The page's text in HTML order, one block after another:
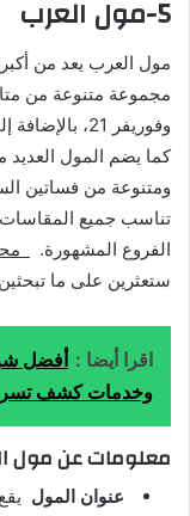
5-مول العرب
مول العرب يعد من
مجموعة متنوعة من
وفوريفر 21،
كما يضم المول
ومتنوعة من فساتين
تناسب جميع المقاسات
الفروع المشهورة.
ستعثرين على ما
اقرا أيضا :
وخدمات كشف
معلومات عن مول
عنوان المول